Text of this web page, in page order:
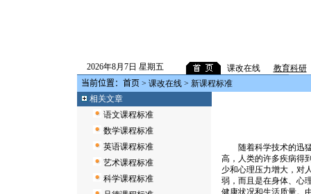
2026年8月7日 星期五 课改在线
教育科研
当前位置： 首页 > 课改在线 > 新课程标准
相关文章
语文课程标准
数学课程标准
英语课程标准
艺术课程标准
科学课程标准
随着科学技术的迅猛
高，人类的许多疾病得
少和心理压力增大，对
弱，而且是在身体、心
健康状况和生活质量。